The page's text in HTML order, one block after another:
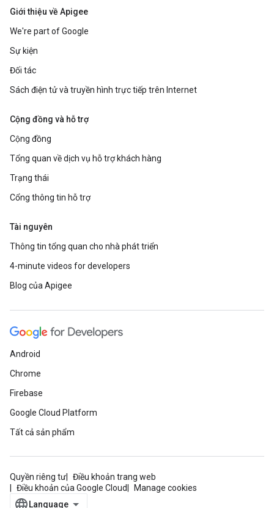
Giới thiệu về Apigee
We're part of Google
Sự kiện
Đối tác
Sách điện tử và truyền hình trực tiếp trên Internet
Cộng đồng và hỗ trợ
Cộng đồng
Tổng quan về dịch vụ hỗ trợ khách hàng
Trạng thái
Cổng thông tin hỗ trợ
Tài nguyên
Thông tin tổng quan cho nhà phát triển
4-minute videos for developers
Blog của Apigee
Android
Chrome
Firebase
Google Cloud Platform
Tất cả sản phẩm
Quyền riêng tư
Điều khoản trang web
Điều khoản của Google Cloud
Manage cookies